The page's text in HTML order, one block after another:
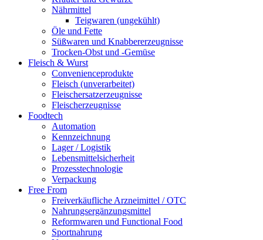
Nährmittel
Teigwaren (ungekühlt)
Öle und Fette
Süßwaren und Knabbererzeugnisse
Trocken-Obst und -Gemüse
Fleisch & Wurst
Convenienceprodukte
Fleisch (unverarbeitet)
Fleischersatzerzeugnisse
Fleischerzeugnisse
Foodtech
Automation
Kennzeichnung
Lager / Logistik
Lebensmittelsicherheit
Prozesstechnologie
Verpackung
Free From
Freiverkäufliche Arzneimittel / OTC
Nahrungsergänzungsmittel
Reformwaren und Functional Food
Sportnahrung